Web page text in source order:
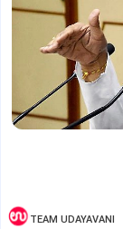
TEAM UDAYAVANI